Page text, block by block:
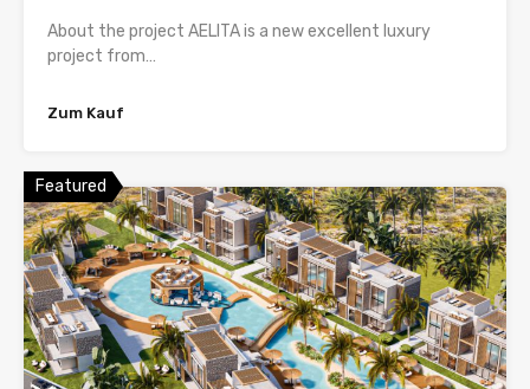
About the project AELITA is a new excellent luxury
project from…
Zum Kauf
Featured